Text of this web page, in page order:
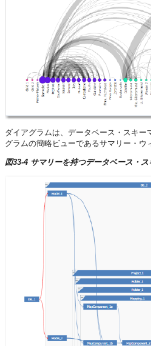
ダイアグラムは、データベース・スキ
グラムの簡略ビューであるサマリー・
図33-4 サマリーを持つデータベース・